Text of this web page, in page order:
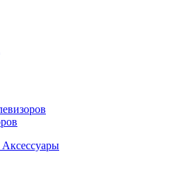
Аксессуары